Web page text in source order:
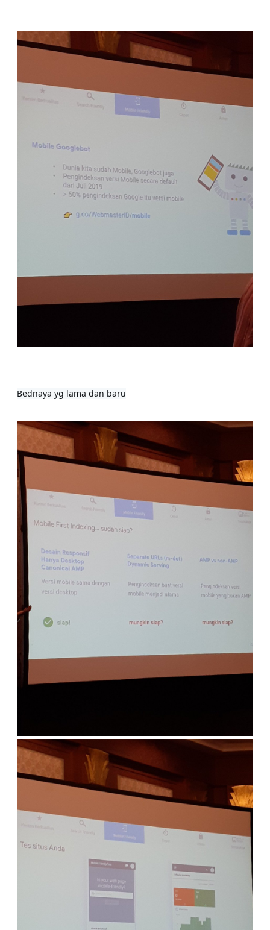
Bednaya yg lama dan baru